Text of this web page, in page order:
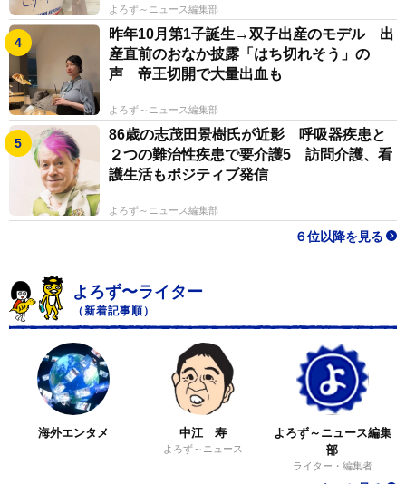
黒い帷 feat.鏡音リン
ご興味ある方はぜひチェックしていただきたい。
まっこいさん関連情報
Xアカウント：
まっこいのまこまこスタンプ：
よろず～ニュース編集部
昨年10月第1子誕生→双子出産のモデル 出
産直前のおなか披露「はち切れそう」の
声 帝王切開で大量出血も
よろず～ニュース編集部
86歳の志茂田景樹氏が近影 呼吸器疾患と
２つの難治性疾患で要介護5 訪問介護、看
護生活もポジティブ発信
よろず～ニュース編集部
６位以降を見る
よろず〜ライター
（新着記事順）
海外エンタメ 中江 寿
よろず～ニュース
よろず～ニュース編集
部
ライター・編集者